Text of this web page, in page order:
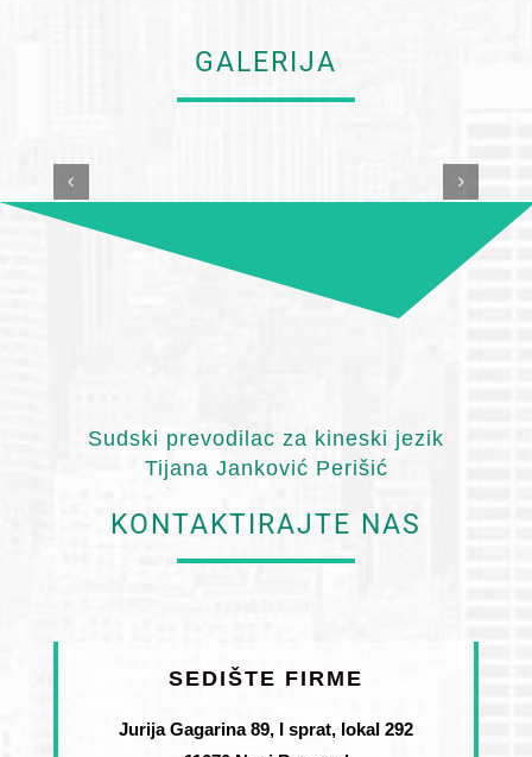
GALERIJA
Sudski prevodilac za kineski jezik
Tijana Janković Perišić
KONTAKTIRAJTE NAS
SEDIŠTE FIRME
Jurija Gagarina 89, I sprat, lokal 292